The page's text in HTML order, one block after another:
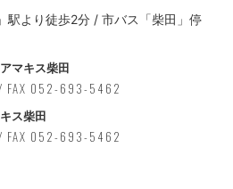
駅より徒歩2分 / 市バス「柴田」停
マキス柴田
FAX 052-693-5462
ス柴田
FAX 052-693-5462